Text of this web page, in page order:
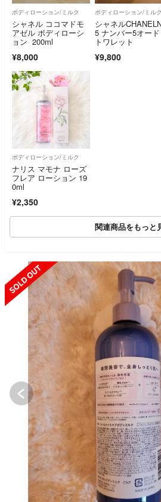
ボディローション/ミルク
シャネル ココマドモ
アゼル ボディローシ
ョン 200ml
¥8,000
ボディローション/ミルク
シャネル
5 ナンバー5オード
トワレット
¥9,800
ボディローション/ミルク
ナリス マモナ ローズ
フレア ローション 19
0ml
¥2,350
関連商品をもっと
SOLD OUT